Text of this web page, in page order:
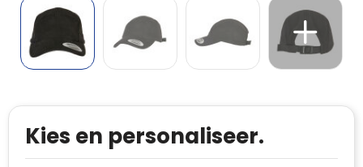
Kies en personaliseer.